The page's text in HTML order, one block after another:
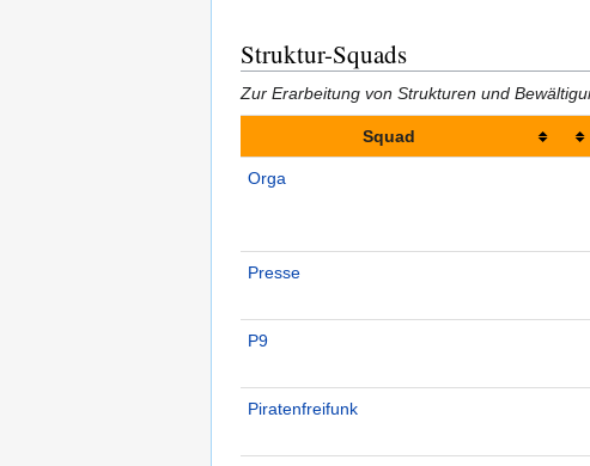
Struktur-Squads
Zur Erarbeitung von Strukturen und
Squad
Orga
Presse
P9
Piratenfreifunk